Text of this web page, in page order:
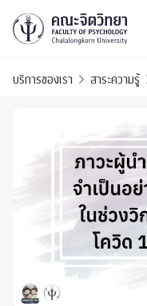
บริการของเรา สาระความรู้